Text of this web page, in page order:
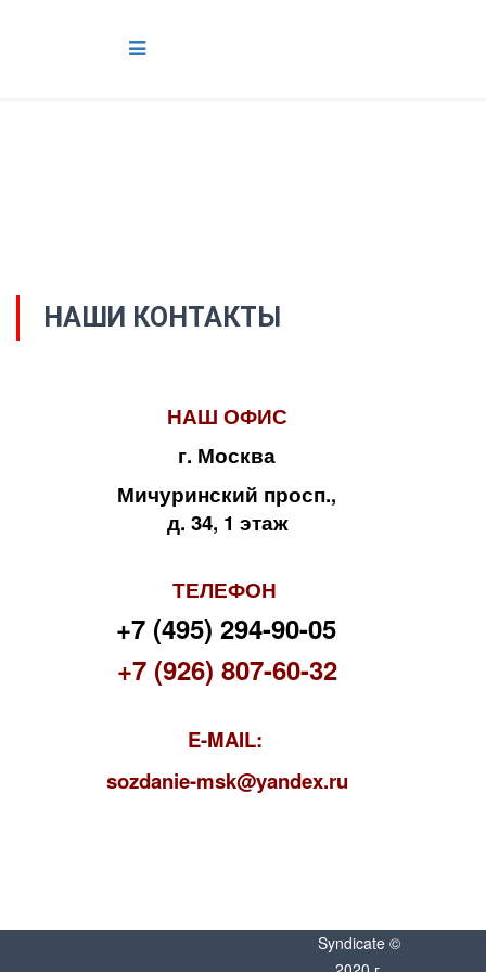
НАШИ КОНТАКТЫ
НАШ ОФИС
г. Москва
Мичуринский просп.,
д. 34, 1 этаж
ТЕЛЕФОН
+7 (495) 294-90-05
+7 (926) 807-60-32
E-MAIL:
sozdanie-msk@yandex.ru
Syndicate ©